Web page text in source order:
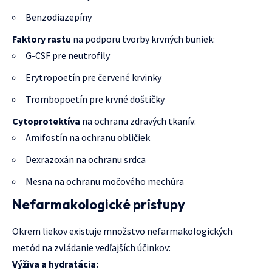
Benzodiazepíny
Faktory rastu na podporu tvorby krvných buniek:
G-CSF pre neutrofily
Erytropoetín pre červené krvinky
Trombopoetín pre krvné doštičky
Cytoprotektíva na ochranu zdravých tkanív:
Amifostín na ochranu obličiek
Dexrazoxán na ochranu srdca
Mesna na ochranu močového mechúra
Nefarmakologické prístupy
Okrem liekov existuje množstvo nefarmakologických
metód na zvládanie vedľajších účinkov:
Výživa a hydratácia: